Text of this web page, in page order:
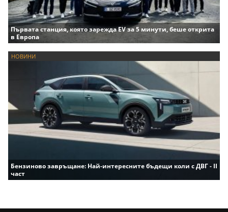
Първата станция, която зарежда EV за 5 минути, беше открита
в Европа
НОВИНИ
Бензиново завръщане: Най-интересните бъдещи коли с ДВГ - II
част